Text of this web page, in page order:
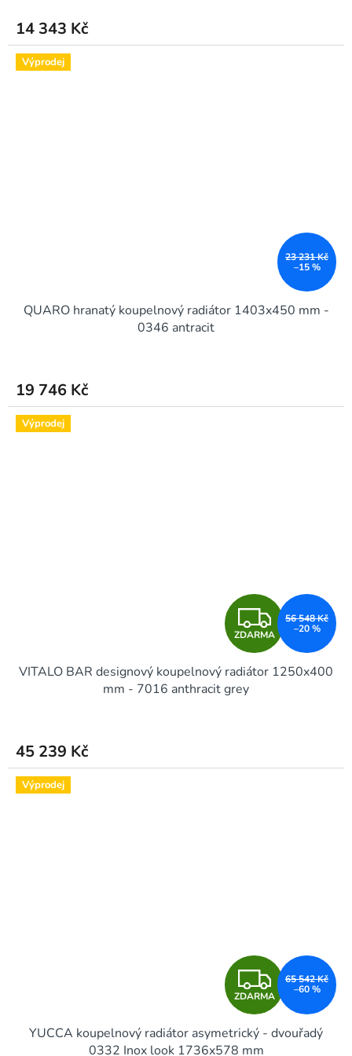
14 343 Kč
Výprodej
23 231 Kč
–15 %
QUARO hranatý koupelnový radiátor 1403x450 mm -
0346 antracit
19 746 Kč
Výprodej
Z
D
A
ZDARMA
56 548 Kč
–20 %
VITALO BAR designový koupelnový radiátor 1250x400
mm - 7016 anthracit grey
45 239 Kč
Výprodej
Z
D
A
ZDARMA
65 542 Kč
–60 %
YUCCA koupelnový radiátor asymetrický - dvouřadý
0332 Inox look 1736x578 mm